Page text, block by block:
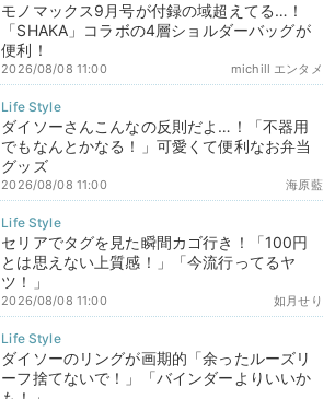
モノマックス9月号が付録の域超えてる…！
「SHAKA」コラボの4層ショルダーバッグが
便利！
michill エンタメ
2026/08/08 11:00
ダイソーさんこんなの反則だよ…！「不器用
でもなんとかなる！」可愛くて便利なお弁当
グッズ
海原藍
2026/08/08 11:00
セリアでタグを見た瞬間カゴ行き！「100円
とは思えない上質感！」「今流行ってるヤ
ツ！」
如月せり
2026/08/08 11:00
ダイソーのリングが画期的「余ったルーズリ
ーフ捨てないで！」「バインダーよりいいか